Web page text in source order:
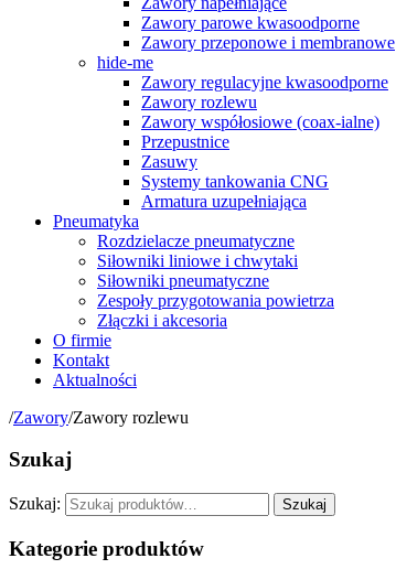
Zawory parowe kwasoodporne
Zawory przeponowe i membranowe
hide-me
Zawory regulacyjne kwasoodporne
Zawory rozlewu
Zawory współosiowe (coax-ialne)
Przepustnice
Zasuwy
Systemy tankowania CNG
Armatura uzupełniająca
Pneumatyka
Rozdzielacze pneumatyczne
Siłowniki liniowe i chwytaki
Siłowniki pneumatyczne
Zespoły przygotowania powietrza
Złączki i akcesoria
O firmie
Kontakt
Aktualności
/Zawory/Zawory rozlewu
Szukaj
Szukaj: Szukaj
Kategorie produktów